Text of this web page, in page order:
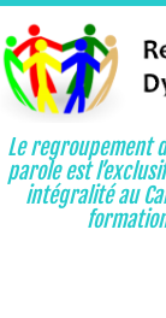
Le regroupement
parole est
intégralité au